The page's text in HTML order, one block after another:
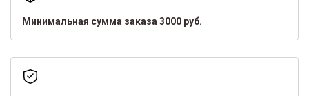
Минимальная сумма заказа 3000 руб.